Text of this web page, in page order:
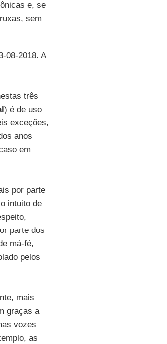
e, se
sem
08-2018. A
três
) é de uso
exceções,
anos
em
por parte
intuito de
parte dos
má-fé,
pelos
mais
graças a
vozes
as